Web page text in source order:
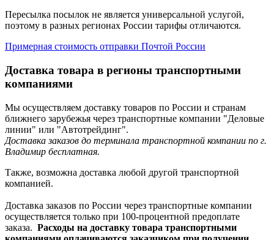
Пересылка посылок не является универсальной услугой,
поэтому в разных регионах России тарифы отличаются.
Примерная стоимость отправки Почтой России
Доставка товара в регионы транспортными
компаниями
Мы осуществляем доставку товаров по России и странам
ближнего зарубежья через транспортные компании "Деловые
линии" или "Автотрейдинг".
Доставка заказов до терминала транспортной компании по г.
Владимир бесплатная.
Также, возможна доставка любой другой транспортной
компанией.
Доставка заказов по России через транспортные компании
осуществляется только при 100-процентной предоплате
заказа. Расходы на доставку товара транспортными